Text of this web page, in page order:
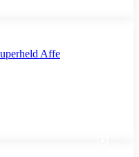
Affe